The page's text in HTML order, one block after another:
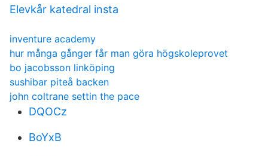
Elevkår katedral insta
inventure academy
hur många gånger får man göra högskoleprovet
bo jacobsson linköping
sushibar piteå backen
john coltrane settin the pace
DQOCz
BoYxB